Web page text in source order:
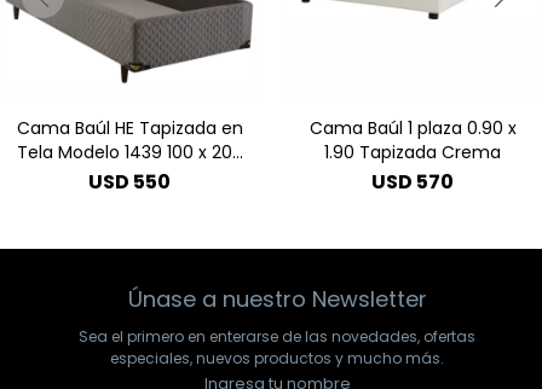
Cama Baúl HE Tapizada en
Tela Modelo 1439 100 x 200
- Gris
USD 550
Cama Baúl 1 plaza 0.90 x
1.90 Tapizada Crema
USD 570
Únase a nuestro Newsletter
Sea el primero en enterarse de las novedades, ofertas
especiales, nuevos productos y mucho más.